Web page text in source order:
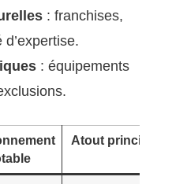
: franchises,
: équipements
Atout principal